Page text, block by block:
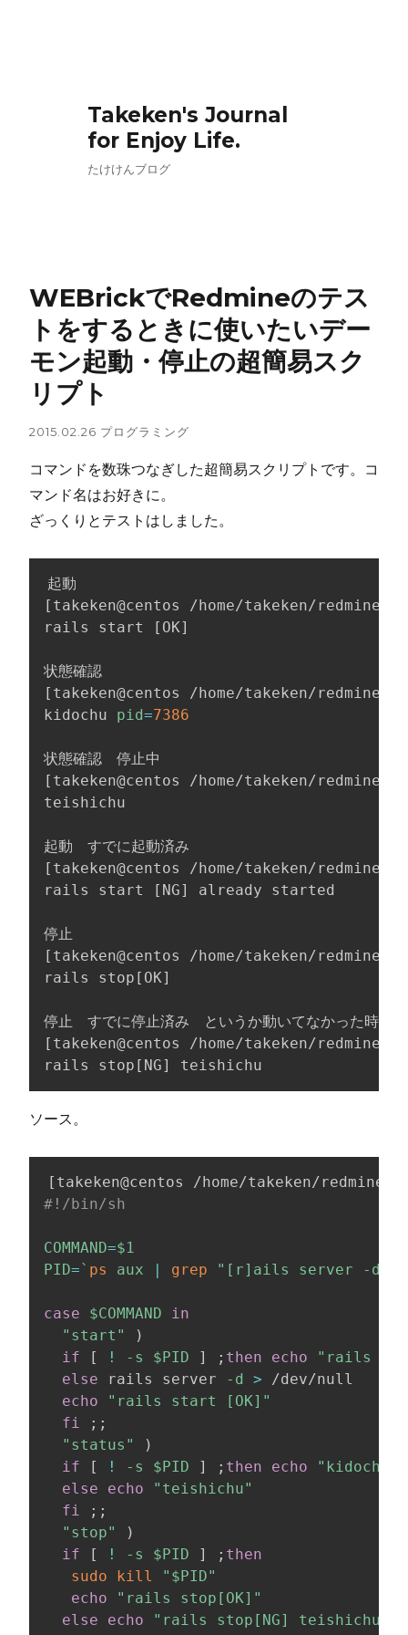
Takeken's Journal
for Enjoy Life.
たけけんブログ
WEBrickでRedmineのテス
トをするときに使いたいデー
モン起動・停止の超簡易スク
リプト
2015.02.26 プログラミング
コマンドを数珠つなぎした超簡易スクリプトです。コ
マンド名はお好きに。
ざっくりとテストはしました。
[ takeken@centos /home/takeken/redmine
rails start
[ OK]
[ takeken@centos /home/takeken/redmine
kidochu pid=7386
[ takeken@centos /home/takeken/redmine
teishichu
[ takeken@centos /home/takeken/redmine
rails start
[ NG] already started
[ takeken@centos /home/takeken/redmine
rails stop [ OK]
[ takeken@centos /home/takeken/redmine
rails stop [ NG] teishichu
ソース。
[ takeken@centos /home/takeken/redmine
#!/bin/sh
COMMAND=$1
PID=` ps aux | grep "[r]ails server -d"
case $COMMAND
in
"start"
)
if
[ ! -s $PID ] ; then echo
"rails
else rails server -d > /dev/null
echo
"rails start [OK]"
fi
; ;
"status"
)
if
[ ! -s $PID ] ; then echo
"kidochu
else
echo
"teishichu"
fi
; ;
"stop"
)
if
[ ! -s $PID ] ; then
sudo
kill " $PID"
echo
"rails stop[OK]"
else
echo
"rails stop[NG] teishichu"